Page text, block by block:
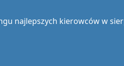
najlepszych kierowców w